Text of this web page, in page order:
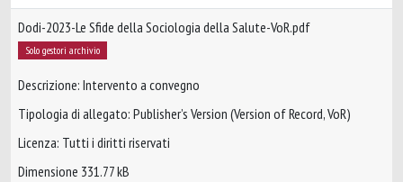
Dodi-2023-Le Sfide della Sociologia della Salute-VoR.pdf
Solo gestori archivio
Descrizione: Intervento a convegno
Tipologia di allegato: Publisher’s Version (Version of Record, VoR)
Licenza: Tutti i diritti riservati
Dimensione 331.77 kB